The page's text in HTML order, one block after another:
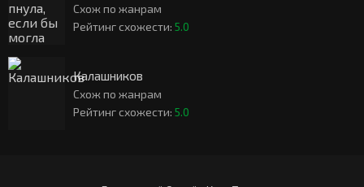
Схож по жанрам
Рейтинг схожести: 5.0
Калашников
Схож по жанрам
Рейтинг схожести: 5.0